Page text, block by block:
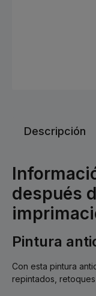
Descripción
después
Pintura
Con esta pintura
repintados,